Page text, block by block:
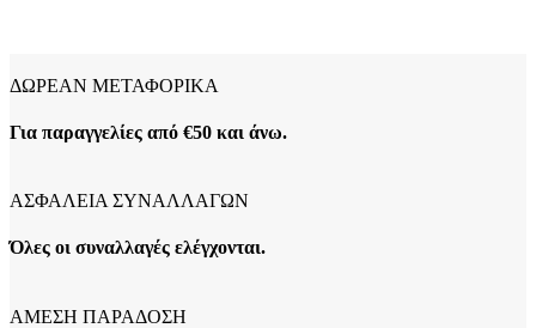
ΔΩΡΕΑΝ ΜΕΤΑΦΟΡΙΚΑ
Για παραγγελίες από €50 και άνω.
ΑΣΦΑΛΕΙΑ ΣΥΝΑΛΛΑΓΩΝ
Όλες οι συναλλαγές ελέγχονται.
ΑΜΕΣΗ ΠΑΡΑΔΟΣΗ